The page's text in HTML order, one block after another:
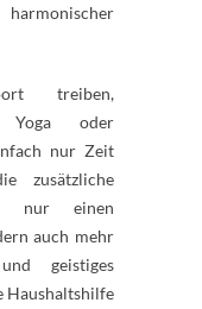
treiben,
Yoga oder
nur Zeit
zusätzliche
nur einen
auch mehr
geistiges
Haushaltshilfe